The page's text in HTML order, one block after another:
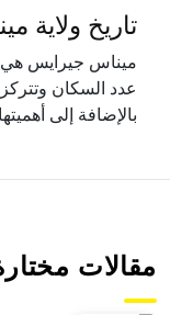
تاريخ ولاية
ميناس جيرايس هي
عدد السكان
بالإضافة إلى
مقالات